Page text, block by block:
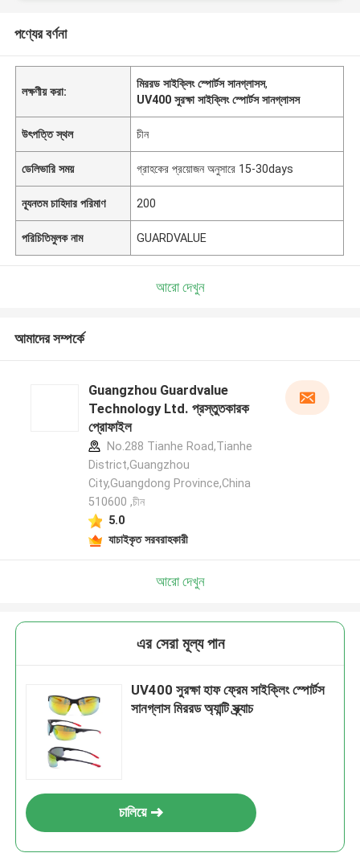
পণ্যের বর্ণনা
লক্ষণীয় করা:
মিররড সাইক্লিং স্পোর্টস সানগ্লাসস,
UV400 সুরক্ষা সাইক্লিং স্পোর্টস সানগ্লাসস
উৎপত্তি স্থল চীন
ডেলিভারি সময় গ্রাহকের প্রয়োজন অনুসারে 15-30days
ন্যূনতম চাহিদার পরিমাণ 200
পরিচিতিমুলক নাম GUARDVALUE
আরো দেখুন
আমাদের সম্পর্কে
Guangzhou Guardvalue
Technology Ltd. প্রস্তুতকারক
প্রোফাইল
No.288 Tianhe Road,Tianhe
District,Guangzhou
City,Guangdong Province,China
510600 ,চীন
5.0
যাচাইকৃত সরবরাহকারী
আরো দেখুন
এর সেরা মূল্য পান
UV400 সুরক্ষা হাফ ফ্রেম সাইক্লিং স্পোর্টস
সানগ্লাস মিররড অ্যান্টি স্ক্র্যাচ
চালিয়ে